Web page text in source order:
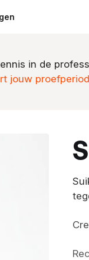
in de
jouw